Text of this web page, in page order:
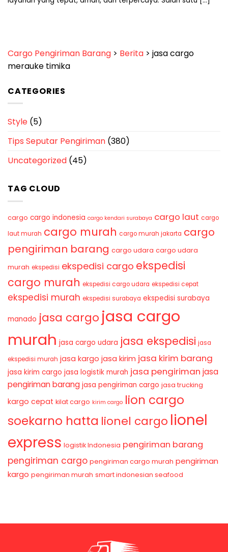
Cargo Pengiriman Barang > Berita > jasa cargo
merauke timika
CATEGORIES
Style (5)
Tips Seputar Pengiriman (380)
Uncategorized (45)
TAG CLOUD
cargo cargo indonesia cargo kendari surabaya cargo laut cargo
laut murah cargo murah cargo murah jakarta cargo
pengiriman barang cargo udara cargo udara
murah ekspedisi ekspedisi cargo ekspedisi
cargo murah ekspedisi cargo udara ekspedisi cepat
ekspedisi murah ekspedisi surabaya ekspedisi surabaya
manado jasa cargo jasa cargo
murah jasa cargo udara jasa ekspedisi jasa
ekspedisi murah jasa kargo jasa kirim jasa kirim barang
jasa kirim cargo jasa logistik murah jasa pengiriman jasa
pengiriman barang jasa pengiriman cargo jasa trucking
kargo cepat kilat cargo kirim cargo lion cargo
soekarno hatta lionel cargo lionel
express logistik Indonesia pengiriman barang
pengiriman cargo pengiriman cargo murah pengiriman
kargo pengiriman murah smart indonesian seafood